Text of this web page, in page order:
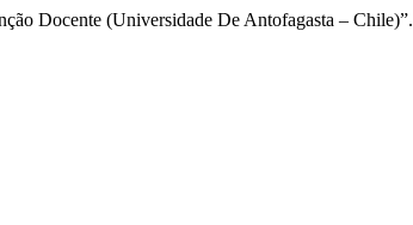
Docente (Universidade De Antofagasta – Chile)”.